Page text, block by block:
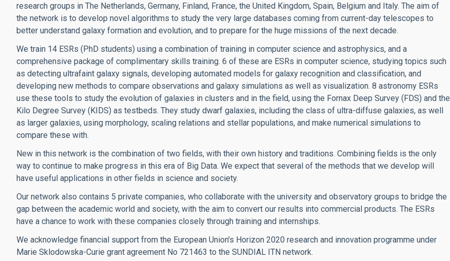
research groups in The Netherlands, Germany, Finland, France, the United Kingdom, Spain, Belgium and Italy. The aim of
the network is to develop novel algorithms to study the very large databases coming from current-day telescopes to
better understand galaxy formation and evolution, and to prepare for the huge missions of the next decade.
We train 14 ESRs (PhD students) using a combination of training in computer science and astrophysics, and a
comprehensive package of complimentary skills training. 6 of these are ESRs in computer science, studying topics such
as detecting ultrafaint galaxy signals, developing automated models for galaxy recognition and classification, and
developing new methods to compare observations and galaxy simulations as well as visualization. 8 astronomy ESRs
use these tools to study the evolution of galaxies in clusters and in the field, using the Fornax Deep Survey (FDS) and the
Kilo Degree Survey (KIDS) as testbeds. They study dwarf galaxies, including the class of ultra-diffuse galaxies, as well
as larger galaxies, using morphology, scaling relations and stellar populations, and make numerical simulations to
compare these with.
New in this network is the combination of two fields, with their own history and traditions. Combining fields is the only
way to continue to make progress in this era of Big Data. We expect that several of the methods that we develop will
have useful applications in other fields in science and society.
Our network also contains 5 private companies, who collaborate with the university and observatory groups to bridge the
gap between the academic world and society, with the aim to convert our results into commercial products. The ESRs
have a chance to work with these companies closely through training and internships.
We acknowledge financial support from the European Union's Horizon 2020 research and innovation programme under
Marie Sklodowska-Curie grant agreement No 721463 to the SUNDIAL ITN network.